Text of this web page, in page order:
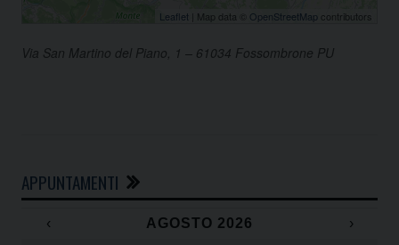
Leaflet | Map data © OpenStreetMap contributors
Via San Martino del Piano, 1 – 61034 Fossombrone PU
APPUNTAMENTI
‹ AGOSTO 2026
›